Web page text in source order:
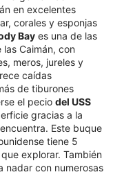
en excelentes
corales y esponjas
Bay es una de las
Caimán, con
meros, jureles y
caídas
de tiburones
el pecio del USS
gracias a la
Este buque
tiene 5
explorar. También
nadar con numerosas